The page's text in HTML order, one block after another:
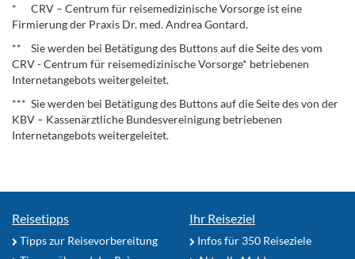
* CRV – Centrum für reisemedizinische Vorsorge ist eine
Firmierung der Praxis Dr. med. Andrea Gontard.
** Sie werden bei Betätigung des Buttons auf die Seite des vom
CRV - Centrum für reisemedizinische Vorsorge* betriebenen
Internetangebots weitergeleitet.
*** Sie werden bei Betätigung des Buttons auf die Seite des von der
KBV – Kassenärztliche Bundesvereinigung betriebenen
Internetangebots weitergeleitet.
Reisetipps
Tipps zur Reisevorbereitung
Ihr Reiseziel
Infos für 350 Reiseziele